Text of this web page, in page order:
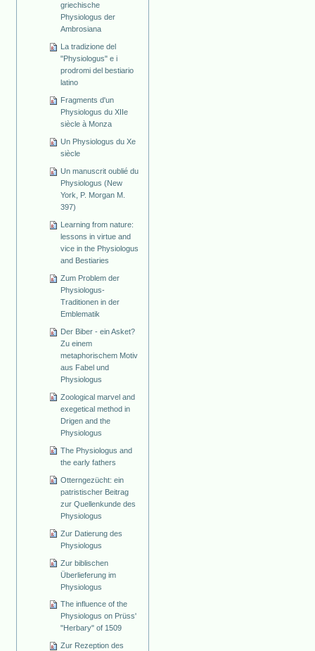
griechische
Physiologus der
Ambrosiana
La tradizione del
"Physiologus" e i
prodromi del bestiario
latino
Fragments d'un
Physiologus du XIIe
siècle à Monza
Un Physiologus du Xe
siècle
Un manuscrit oublié du
Physiologus (New
York, P. Morgan M.
397)
Learning from nature:
lessons in virtue and
vice in the Physiologus
and Bestiaries
Zum Problem der
Physiologus-
Traditionen in der
Emblematik
Der Biber - ein Asket?
Zu einem
metaphorischem Motiv
aus Fabel und
Physiologus
Zoological marvel and
exegetical method in
Drigen and the
Physiologus
The Physiologus and
the early fathers
Otterngezücht: ein
patristischer Beitrag
zur Quellenkunde des
Physiologus
Zur Datierung des
Physiologus
Zur biblischen
Überlieferung im
Physiologus
The influence of the
Physiologus on Prüss'
"Herbary" of 1509
Zur Rezeption des